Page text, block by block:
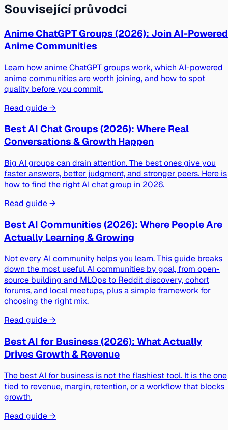
Související průvodci
Anime ChatGPT Groups (2026): Join AI-Powered
Anime Communities
Learn how anime ChatGPT groups work, which AI-powered
anime communities are worth joining, and how to spot
quality before you commit.
Read guide →
Best AI Chat Groups (2026): Where Real
Conversations & Growth Happen
Big AI groups can drain attention. The best ones give you
faster answers, better judgment, and stronger peers. Here is
how to find the right AI chat group in 2026.
Read guide →
Best AI Communities (2026): Where People Are
Actually Learning & Growing
Not every AI community helps you learn. This guide breaks
down the most useful AI communities by goal, from open-
source building and MLOps to Reddit discovery, cohort
forums, and local meetups, plus a simple framework for
choosing the right mix.
Read guide →
Best AI for Business (2026): What Actually
Drives Growth & Revenue
The best AI for business is not the flashiest tool. It is the one
tied to revenue, margin, retention, or a workflow that blocks
growth.
Read guide →